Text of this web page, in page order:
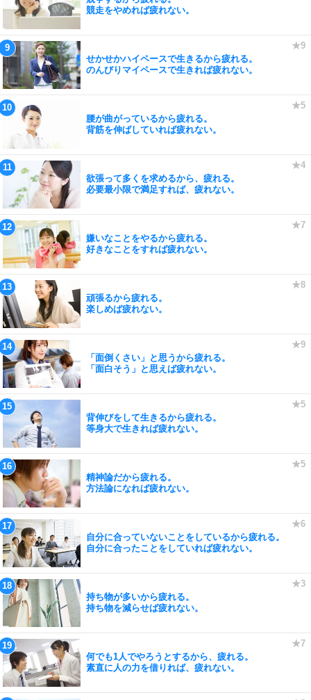
競走をやめれば疲れない。
せかせかハイペースで生きるから疲れる。
のんびりマイペースで生きれば疲れない。
腰が曲がっているから疲れる。
背筋を伸ばしていれば疲れない。
欲張って多くを求めるから、疲れる。
必要最小限で満足すれば、疲れない。
嫌いなことをやるから疲れる。
好きなことをすれば疲れない。
頑張るから疲れる。
楽しめば疲れない。
「面倒くさい」と思うから疲れる。
「面白そう」と思えば疲れない。
背伸びをして生きるから疲れる。
等身大で生きれば疲れない。
精神論だから疲れる。
方法論になれば疲れない。
自分に合っていないことをしているから疲れる。
自分に合ったことをしていれば疲れない。
持ち物が多いから疲れる。
持ち物を減らせば疲れない。
何でも1人でやろうとするから、疲れる。
素直に人の力を借りれば、疲れない。